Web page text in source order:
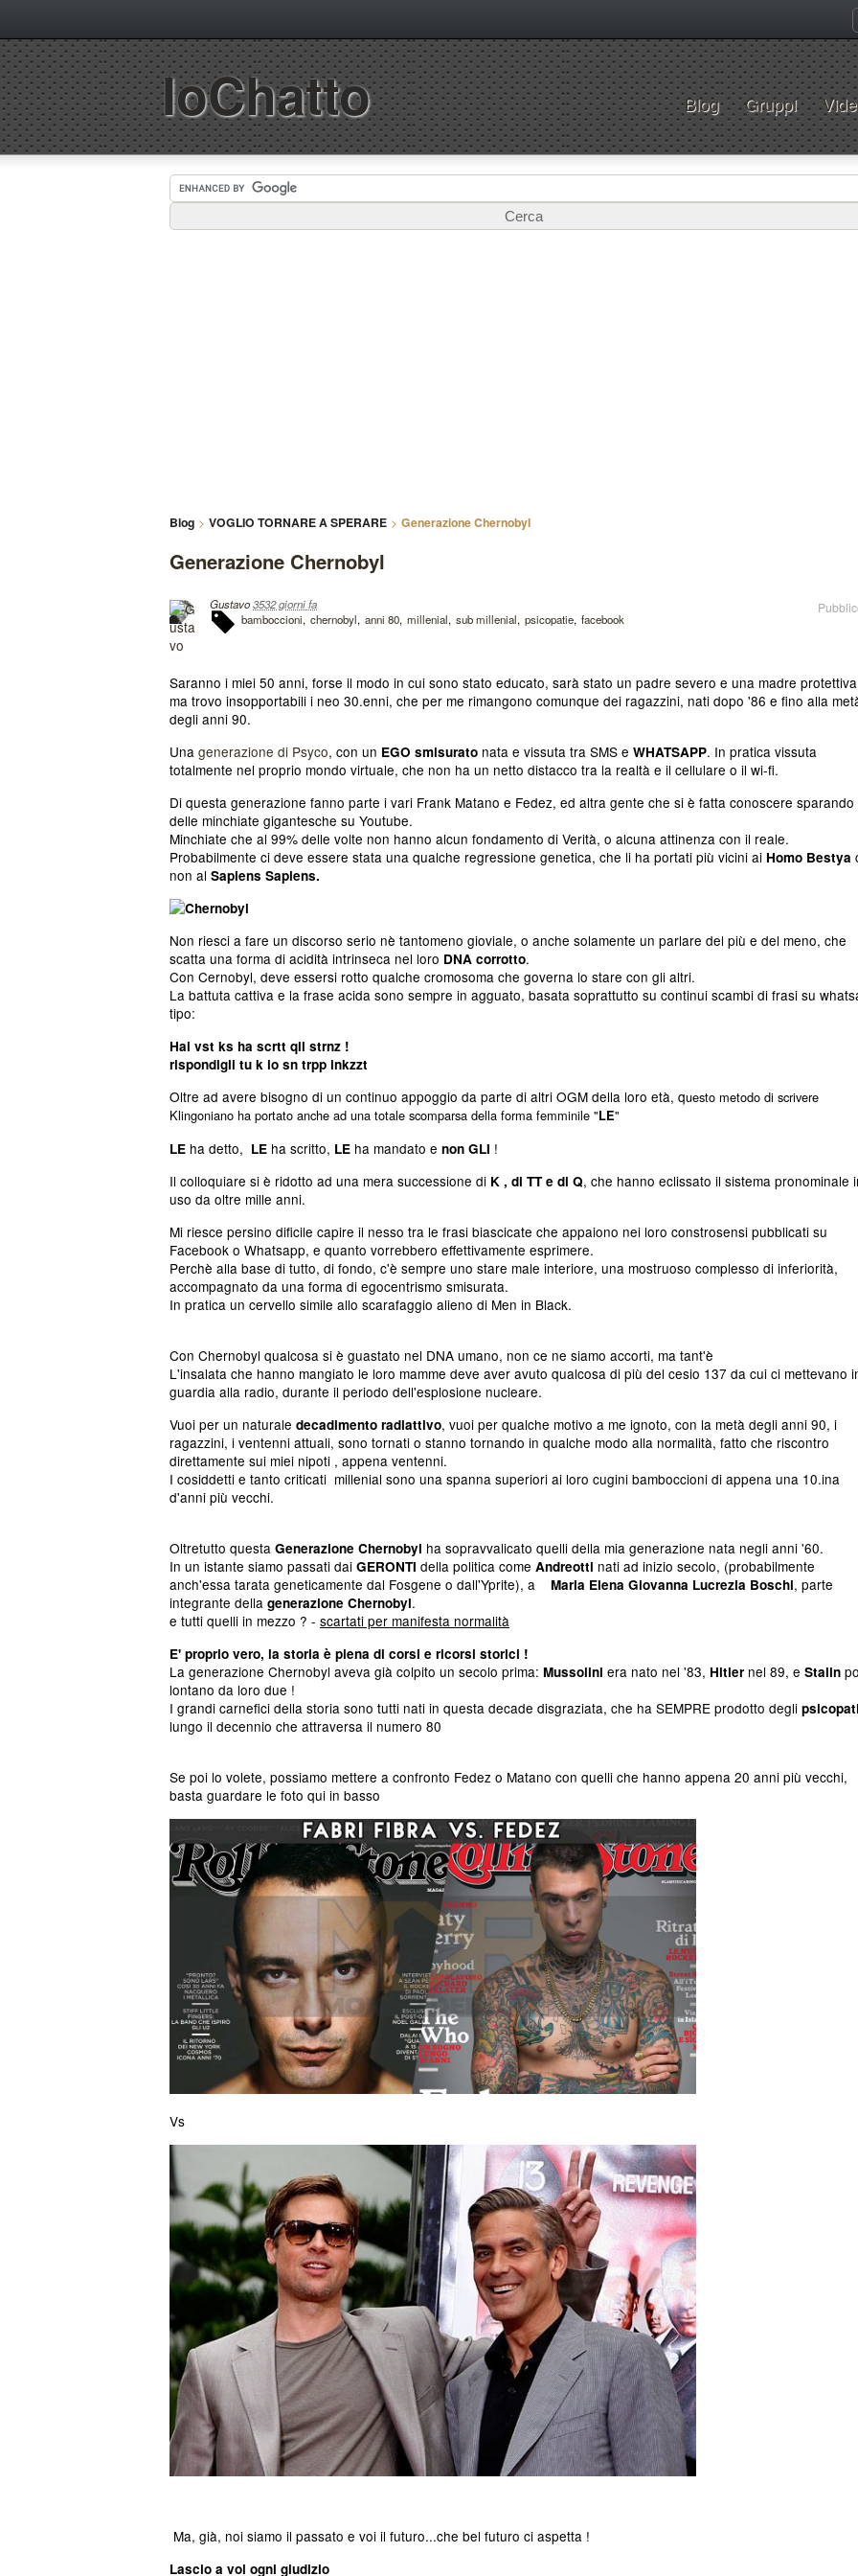
IoChatto Blog Gruppi
Blog VOGLIO TORNARE A SPERARE Generazione Chernobyl
Generazione Chernobyl
Gustavo3532 giorni fa
bamboccioni chernobyl anni 80 millenial sub millenial psicopatie facebook
Saranno i miei 50 anni, forse il modo in cui sono stato educato, sarà stato un padre severo e una madre
ma trovo insopportabili i neo 30.enni, che per me rimangono comunque dei ragazzini, nati dopo '86 e fino alla
degli anni 90.
Una generazione di Psyco, con un EGO smisurato nata e vissuta tra SMS e WHATSAPP. In pratica vissuta
totalmente nel proprio mondo virtuale, che non ha un netto distacco tra la realtà e il cellulare o il wi-fi.
Di questa generazione fanno parte i vari Frank Matano e Fedez, ed altra gente che si è fatta conoscere sparando
delle minchiate gigantesche su Youtube.
Minchiate che al 99% delle volte non hanno alcun fondamento di Verità, o alcuna attinenza con il reale.
Probabilmente ci deve essere stata una qualche regressione genetica, che li ha portati più vicini ai Homo Bestya
non al Sapiens Sapiens.
Non riesci a fare un discorso serio nè tantomeno gioviale, o anche solamente un parlare del più e del meno, che
scatta una forma di acidità intrinseca nel loro DNA corrotto.
Con Cernobyl, deve essersi rotto qualche cromosoma che governa lo stare con gli altri.
La battuta cattiva e la frase acida sono sempre in agguato, basata soprattutto su continui scambi di frasi su
tipo:
Hai vst ks ha scrtt qll strnz !
rispondigli tu k io sn trpp inkzzt
Oltre ad avere bisogno di un continuo appoggio da parte di altri OGM della loro età, questo metodo di scrivere
Klingoniano ha portato anche ad una totale scomparsa della forma femminile "LE"
LE ha detto, LE ha scritto, LE ha mandato e non GLI !
Il colloquiare si è ridotto ad una mera successione di K , di TT e di Q, che hanno eclissato il sistema pronominale
uso da oltre mille anni.
Mi riesce persino dificile capire il nesso tra le frasi biascicate che appaiono nei loro constrosensi pubblicati su
Facebook o Whatsapp, e quanto vorrebbero effettivamente esprimere.
Perchè alla base di tutto, di fondo, c'è sempre uno stare male interiore, una mostruoso complesso di inferiorità,
accompagnato da una forma di egocentrismo smisurata.
In pratica un cervello simile allo scarafaggio alieno di Men in Black.
Con Chernobyl qualcosa si è guastato nel DNA umano, non ce ne siamo accorti, ma tant'è
L'insalata che hanno mangiato le loro mamme deve aver avuto qualcosa di più del cesio 137 da cui ci mettevano
guardia alla radio, durante il periodo dell'esplosione nucleare.
Vuoi per un naturale decadimento radiattivo, vuoi per qualche motivo a me ignoto, con la metà degli anni 90, i
ragazzini, i ventenni attuali, sono tornati o stanno tornando in qualche modo alla normalità, fatto che riscontro
direttamente sui miei nipoti , appena ventenni.
I cosiddetti e tanto criticati millenial sono una spanna superiori ai loro cugini bamboccioni di appena una 10.ina
d'anni più vecchi.
Oltretutto questa Generazione Chernobyl ha sopravvalicato quelli della mia generazione nata negli anni '60.
In un istante siamo passati dai GERONTI della politica come Andreotti nati ad inizio secolo, (probabilmente
anch'essa tarata geneticamente dal Fosgene o dall'Yprite), a Maria Elena Giovanna Lucrezia Boschi, parte
integrante della generazione Chernobyl.
e tutti quelli in mezzo ? - scartati per manifesta normalità
E' proprio vero, la storia è piena di corsi e ricorsi storici !
La generazione Chernobyl aveva già colpito un secolo prima: Mussolini era nato nel '83, Hitler nel 89, e Stalin
lontano da loro due !
I grandi carnefici della storia sono tutti nati in questa decade disgraziata, che ha SEMPRE prodotto degli
lungo il decennio che attraversa il numero 80
Se poi lo volete, possiamo mettere a confronto Fedez o Matano con quelli che hanno appena 20 anni più vecchi,
basta guardare le foto qui in basso
Vs
Ma, già, noi siamo il passato e voi il futuro...che bel futuro ci aspetta !
Lascio a voi ogni giudizio